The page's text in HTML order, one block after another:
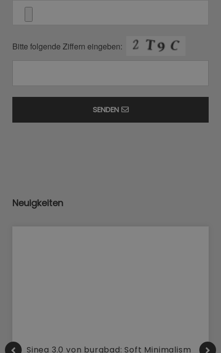
Bitte folgende Ziffern eingeben:
SENDEN
Neuigkeiten
Sinea 3.0 von burgbad: Soft Minimalism